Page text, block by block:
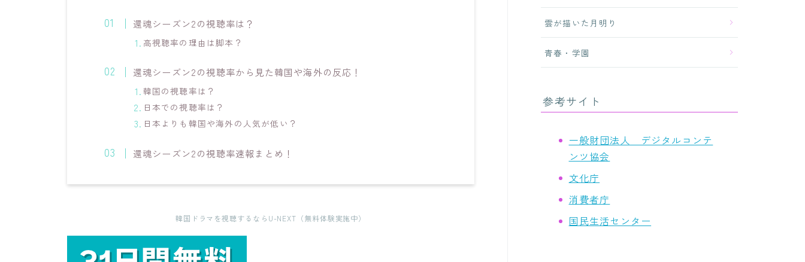
還魂シーズン2の視聴率は？
高視聴率の理由は脚本？
還魂シーズン2の視聴率から見た韓国や海外の反応！
韓国の視聴率は？
日本での視聴率は？
日本よりも韓国や海外の人気が低い？
還魂シーズン2の視聴率速報まとめ！
韓国ドラマを視聴するならU-NEXT（無料体験実施中）
雲が描いた月明り
青春・学園
参考サイト
一般財団法人 デジタルコンテ
ンツ協会
文化庁
消費者庁
国民生活センター